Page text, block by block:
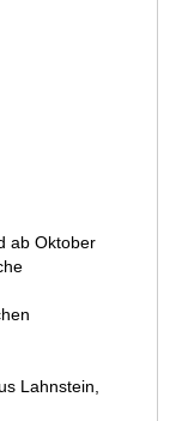
ab Oktober
Lahnstein,